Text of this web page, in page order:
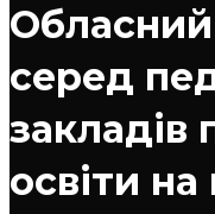
серед
закладів
освіти на